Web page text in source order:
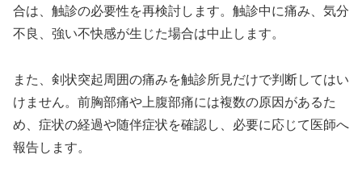
合は、触診の必要性を再検討します。触診中に痛み、気分
不良、強い不快感が生じた場合は中止します。
また、剣状突起周囲の痛みを触診所見だけで判断してはい
けません。前胸部痛や上腹部痛には複数の原因があるた
め、症状の経過や随伴症状を確認し、必要に応じて医師へ
報告します。